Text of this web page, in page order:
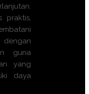
praktis,
guna
yang
daya